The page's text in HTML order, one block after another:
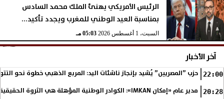
الرئيس الأمريكي يهنئ الملك محمد السادس
بمناسبة العيد الوطني للمغرب ويجدد تأكيد...
السبت، 1 أغسطس 2026 05:03 مـ
آخر الأخبار
22:00 حزب ”المصريين” يُشيد بإنجاز ناشئات اليد: المربع الذهبي خطوة نحو
20:28 مدير عام «إمكان IMKAN»: الكوادر الوطنية المؤهلة هي الثروة الحقيقية لمستقبل التنمية في مصر